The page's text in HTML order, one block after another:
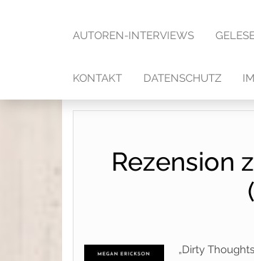
AUTOREN-INTERVIEWS
KONTAKT DATENSCHUTZ
Rezension
„Dirty